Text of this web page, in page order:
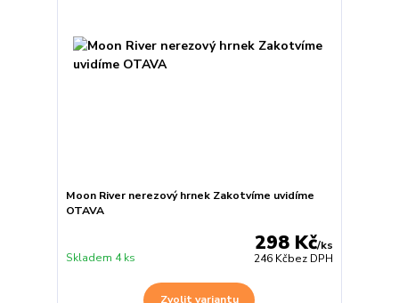
Moon River nerezový hrnek Zakotvíme uvidíme
OTAVA
298 Kč/ks
246 Kčbez DPH
Skladem 4 ks
Zvolit variantu